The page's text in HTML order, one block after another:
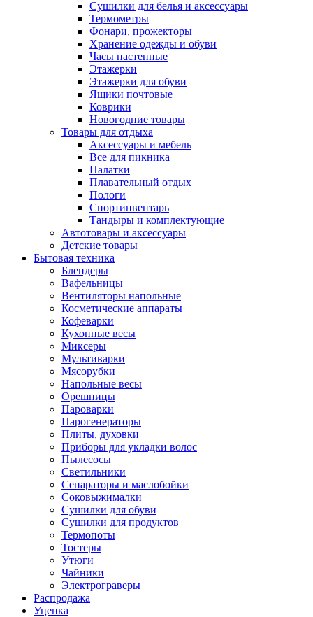
Сушилки для белья и аксессуары
Термометры
Фонари, прожекторы
Хранение одежды и обуви
Часы настенные
Этажерки
Этажерки для обуви
Ящики почтовые
Коврики
Новогодние товары
Товары для отдыха
Аксессуары и мебель
Все для пикника
Палатки
Плавательный отдых
Пологи
Спортинвентарь
Тандыры и комплектующие
Автотовары и аксессуары
Детские товары
Бытовая техника
Блендеры
Вафельницы
Вентиляторы напольные
Косметические аппараты
Кофеварки
Кухонные весы
Миксеры
Мультиварки
Мясорубки
Напольные весы
Орешницы
Пароварки
Парогенераторы
Плиты, духовки
Приборы для укладки волос
Пылесосы
Светильники
Сепараторы и маслобойки
Соковыжималки
Сушилки для обуви
Сушилки для продуктов
Термопоты
Тостеры
Утюги
Чайники
Электрограверы
Распродажа
Уценка